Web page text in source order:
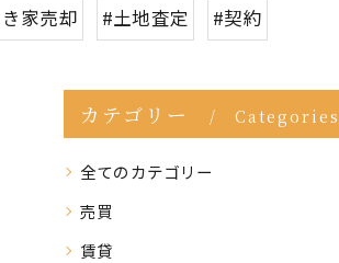
家売却 #土地査定 #契約
カテゴリー Categories
全てのカテゴリー
売買
賃貸